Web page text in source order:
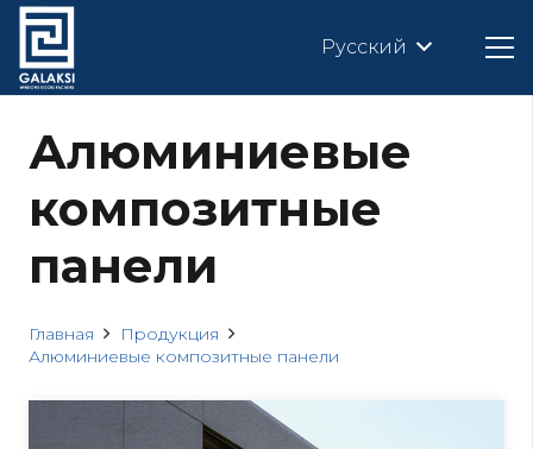
Русский
Алюминиевые
композитные
панели
Главная
Продукция
Алюминиевые композитные панели